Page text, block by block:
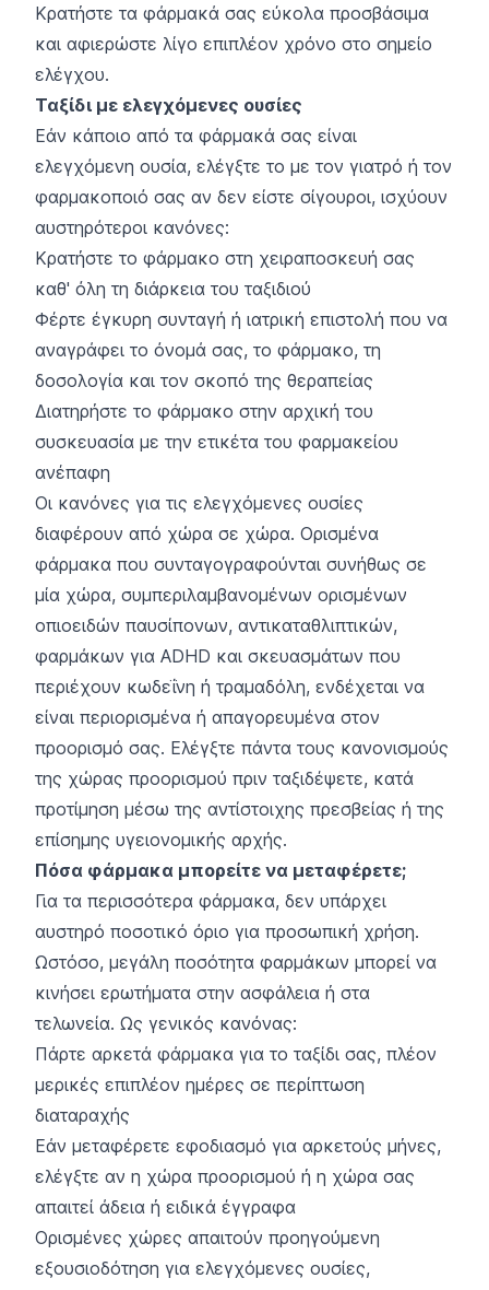
Κρατήστε τα φάρμακά σας εύκολα προσβάσιμα
και αφιερώστε λίγο επιπλέον χρόνο στο σημείο
ελέγχου.
Ταξίδι με ελεγχόμενες ουσίες
Εάν κάποιο από τα φάρμακά σας είναι
ελεγχόμενη ουσία, ελέγξτε το με τον γιατρό ή τον
φαρμακοποιό σας αν δεν είστε σίγουροι, ισχύουν
αυστηρότεροι κανόνες:
Κρατήστε το φάρμακο στη χειραποσκευή σας
καθ' όλη τη διάρκεια του ταξιδιού
Φέρτε έγκυρη συνταγή ή ιατρική επιστολή που να
αναγράφει το όνομά σας, το φάρμακο, τη
δοσολογία και τον σκοπό της θεραπείας
Διατηρήστε το φάρμακο στην αρχική του
συσκευασία με την ετικέτα του φαρμακείου
ανέπαφη
Οι κανόνες για τις ελεγχόμενες ουσίες
διαφέρουν από χώρα σε χώρα. Ορισμένα
φάρμακα που συνταγογραφούνται συνήθως σε
μία χώρα, συμπεριλαμβανομένων ορισμένων
οπιοειδών παυσίπονων, αντικαταθλιπτικών,
φαρμάκων για ADHD και σκευασμάτων που
περιέχουν κωδεΐνη ή τραμαδόλη, ενδέχεται να
είναι περιορισμένα ή απαγορευμένα στον
προορισμό σας. Ελέγξτε πάντα τους κανονισμούς
της χώρας προορισμού πριν ταξιδέψετε, κατά
προτίμηση μέσω της αντίστοιχης πρεσβείας ή της
επίσημης υγειονομικής αρχής.
Πόσα φάρμακα μπορείτε να μεταφέρετε;
Για τα περισσότερα φάρμακα, δεν υπάρχει
αυστηρό ποσοτικό όριο για προσωπική χρήση.
Ωστόσο, μεγάλη ποσότητα φαρμάκων μπορεί να
κινήσει ερωτήματα στην ασφάλεια ή στα
τελωνεία. Ως γενικός κανόνας:
Πάρτε αρκετά φάρμακα για το ταξίδι σας, πλέον
μερικές επιπλέον ημέρες σε περίπτωση
διαταραχής
Εάν μεταφέρετε εφοδιασμό για αρκετούς μήνες,
ελέγξτε αν η χώρα προορισμού ή η χώρα σας
απαιτεί άδεια ή ειδικά έγγραφα
Ορισμένες χώρες απαιτούν προηγούμενη
εξουσιοδότηση για ελεγχόμενες ουσίες,